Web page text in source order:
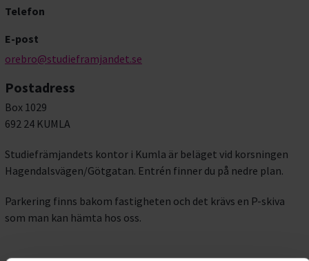
Telefon
E-post
orebro@studieframjandet.se
Postadress
Box 1029
692 24 KUMLA
Studiefrämjandets kontor i Kumla är beläget vid korsningen
Hagendalsvägen/Götgatan. Entrén finner du på nedre plan.
Parkering finns bakom fastigheten och det krävs en P-skiva
som man kan hämta hos oss.